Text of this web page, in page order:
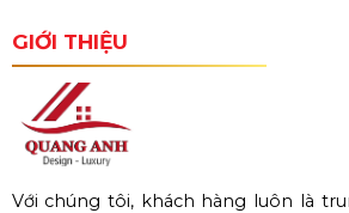
GIỚI THIỆU
Với chúng tôi, khách hàng luôn là